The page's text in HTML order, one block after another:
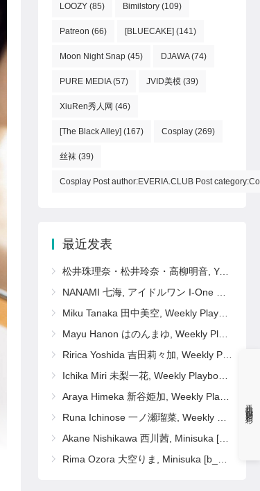
手机扫码更精彩
LOOZY (85) Bimilstory (109)
Patreon (66) [BLUECAKE] (141)
Moon Night Snap (45) DJAWA(74)
PURE MEDIA(57) JVID美模 (39)
XiuRen秀人网 (46)
[The Black Alley] (167) Cosplay (269)
丝袜 (39)
Cosplay Post author:EVERIA.CLUB Post
最近发表
松井珠理奈・松井玲奈・高柳明音, Young Animal 2011 No.11 (ヤングアニマル 2011年11号)
NANAMI 七海, アイドルワン I-One サンプル版 おしえて！ななみ先生
Miku Tanaka 田中美空, Weekly Playboy 2025 No.16 (週刊プレイボーイ 2025年16号)
Mayu Hanon はのんまゆ, Weekly Playboy 2025 No.16 (週刊プレイボーイ 2025年16号)
Ririca Yoshida 吉田莉々加, Weekly Playboy 2025 No.16 (週刊プレイボーイ 2025年16号)
Ichika Miri 未梨一花, Weekly Playboy 2025 No.16 (週刊プレイボーイ 2025年16号)
Araya Himeka 新谷姫加, Weekly Playboy 2025 No.16 (週刊プレイボーイ 2025年16号)
Runa Ichinose 一ノ瀬瑠菜, Weekly Playboy 2025 No.16 (週刊プレイボーイ 2025年16号)
Akane Nishikawa 西川茜, Minisuka [b_gen_ppv01_nishikawa_a14]
Rima Ozora 大空りま, Minisuka [b_gen_ppv01_ozora_r16]